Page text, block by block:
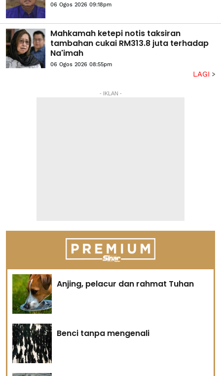
06 Ogos 2026 09:18pm
Mahkamah ketepi notis taksiran
tambahan cukai RM313.8 juta terhadap
Na'imah
06 Ogos 2026 08:55pm
LAGI
- IKLAN -
Anjing, pelacur dan rahmat Tuhan
Benci tanpa mengenali